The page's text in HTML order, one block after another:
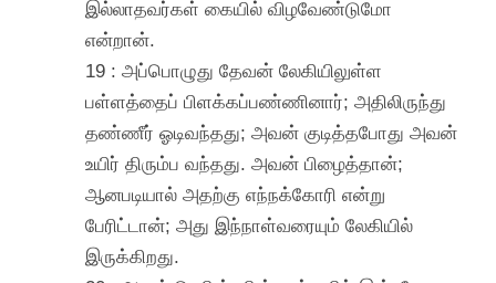
இல்லாதவர்கள் கையில் விழவேண்டுமோ
என்றான்.
19 : அப்பொழுது தேவன் லேகியிலுள்ள
பள்ளத்தைப் பிளக்கப்பண்ணினார்; அதிலிருந்து
தண்ணீர் ஓடிவந்தது; அவன் குடித்தபோது அவன்
உயிர் திரும்ப வந்தது. அவன் பிழைத்தான்;
ஆனபடியால் அதற்கு எந்நக்கோரி என்று
பேரிட்டான்; அது இந்நாள்வரையும் லேகியில்
இருக்கிறது.